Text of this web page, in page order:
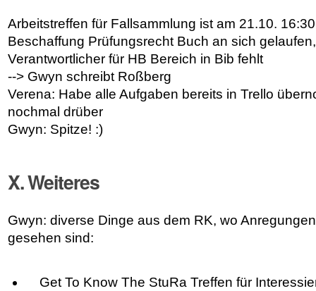
Arbeitstreffen für Fallsammlung ist am 21.10.
Beschaffung Prüfungsrecht Buch an sich
Verantwortlicher für HB Bereich in Bib fehlt
--> Gwyn schreibt Roßberg
Verena: Habe alle Aufgaben bereits in Trello
nochmal drüber
Gwyn: Spitze! :)
X. Weiteres
Gwyn: diverse Dinge aus dem RK, wo
gesehen sind:
Get To Know The StuRa Treffen für